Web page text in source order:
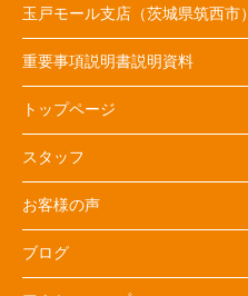
玉戸モール支店（茨城県筑西市）
重要事項説明書説明資料
トップページ
スタッフ
お客様の声
ブログ